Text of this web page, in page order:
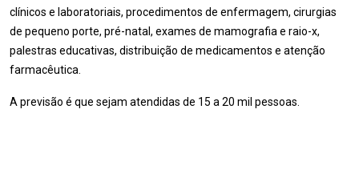
clínicos e laboratoriais, procedimentos de enfermagem, cirurgias
de pequeno porte, pré-natal, exames de mamografia e raio-x,
palestras educativas, distribuição de medicamentos e atenção
farmacêutica.
A previsão é que sejam atendidas de 15 a 20 mil pessoas.